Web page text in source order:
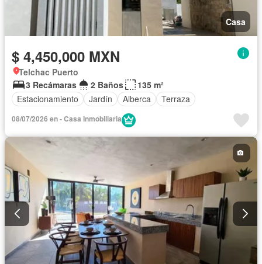
Casa
$ 4,450,000 MXN
Telchac Puerto
3 Recámaras
2 Baños
135 m²
Estacionamiento
Jardín Alberca Terraza
08/07/2026 en - Casa Inmobiliaria